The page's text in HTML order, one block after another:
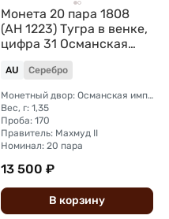
Монета 20 пара 1808
(AH 1223) Тугра в венке,
цифра 31 Османская
империя
AU Серебро
Монетный двор: Османская империя, Константинополь
Вес, г: 1,35
Проба: 170
Правитель: Махмуд II
Номинал: 20 пара
13 500 ₽
В корзину